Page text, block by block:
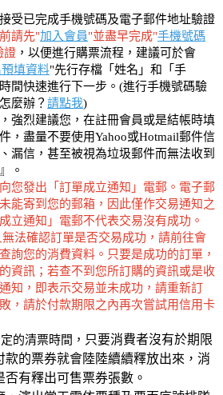
受已完成手機號碼及電子郵件地址驗證
請先"加入會員"並盡早完成"手機號碼
證 ，以便進行購票流程，建議可於會
填資料"先行存檔「姓名」和「手
間快速進行下一步。(進行手機號碼驗
麼辦？ 請點我)
強烈建議您，在註冊會員或是結帳時填
，盡量不要使用Yahoo或Hotmail郵件信
漏信，甚至被視為垃圾郵件而無法收到
。
您發出「訂單成立通知」電郵。電子郵
能寄到您的郵箱，因此僅作交易通知之
立通知」電郵不代表交易沒有成功。
法確認訂單是否交易成功，請前往會
詢您的消費資料。只要是成功的訂單，
資訊；若查不到您所訂購的資訊或是收
知，即表示交易並未成功，請重新訂
，請於付款期限之內再次嘗試用信用卡
的清票時間， 只要消費者沒有於期限
款的票券就會陸陸續續釋放出來，消
有釋出可售票券張數。